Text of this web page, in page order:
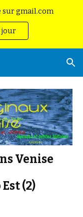
sur gmail.com
jour
Venise
(2)